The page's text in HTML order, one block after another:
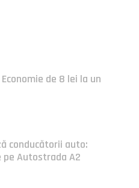
de 8 lei la un
conducătorii auto:
Autostrada A2